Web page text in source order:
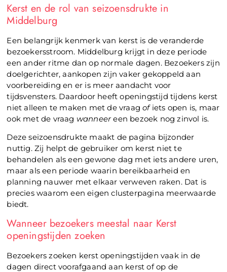
Kerst en de rol van seizoensdrukte in
Middelburg
Een belangrijk kenmerk van kerst is de veranderde
bezoekersstroom. Middelburg krijgt in deze periode
een ander ritme dan op normale dagen. Bezoekers zijn
doelgerichter, aankopen zijn vaker gekoppeld aan
voorbereiding en er is meer aandacht voor
tijdsvensters. Daardoor heeft openingstijd tijdens kerst
niet alleen te maken met de vraagofiets open is, maar
ook met de vraag wanneereen bezoek nog zinvol is.
Deze seizoensdrukte maakt de pagina bijzonder
nuttig. Zij helpt de gebruiker om kerst niet te
behandelen als een gewone dag met iets andere uren,
maar als een periode waarin bereikbaarheid en
planning nauwer met elkaar verweven raken. Dat is
precies waarom een eigen clusterpagina meerwaarde
biedt.
Wanneer bezoekers meestal naar Kerst
openingstijden zoeken
Bezoekers zoeken kerst openingstijden vaak in de
dagen direct voorafgaand aan kerst of op de